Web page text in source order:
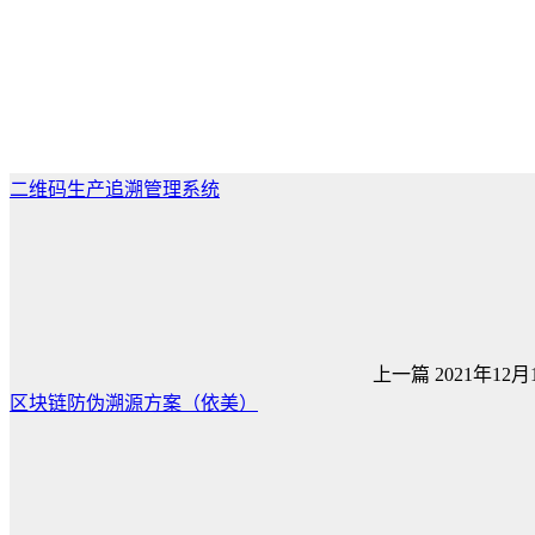
二维码生产追溯管理系统
上一篇 2021年12月
区块链防伪溯源方案（依美）